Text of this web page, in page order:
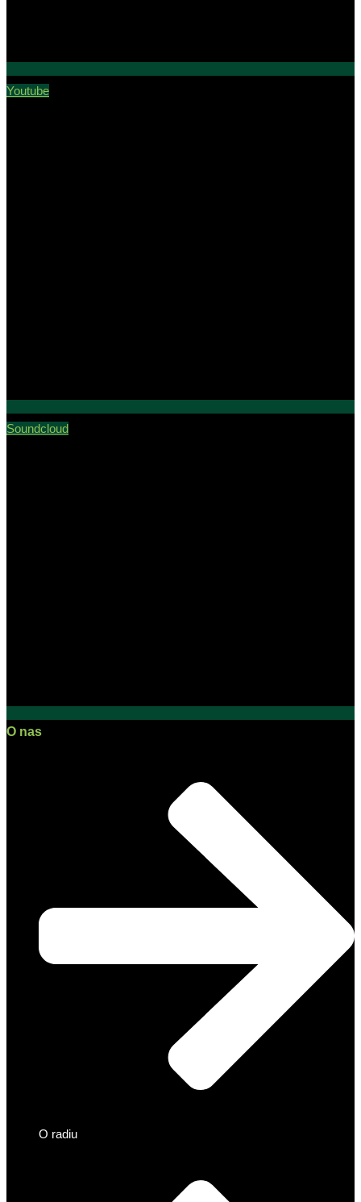
Youtube
Soundcloud
O nas
O radiu